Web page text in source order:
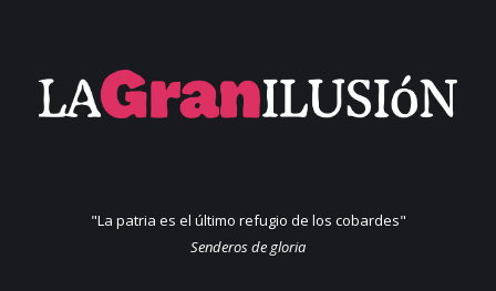
"La patria es el último refugio de los cobardes"
Senderos de gloria